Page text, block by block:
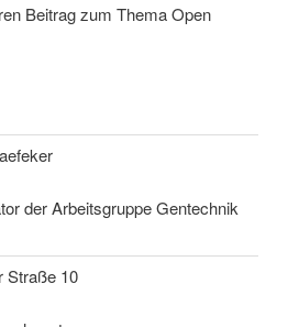
Beitrag zum Thema Open
der Arbeitsgruppe Gentechnik
Straße 10